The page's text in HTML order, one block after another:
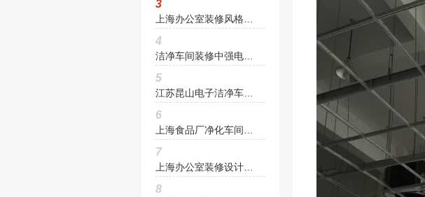
3
上海办公室装修风格设计与选材
4
洁净车间装修中强电系统工程设计与施工
5
江苏昆山电子洁净车间装修设计要求
6
7
上海办公室装修设计空调种类和选择方案
8